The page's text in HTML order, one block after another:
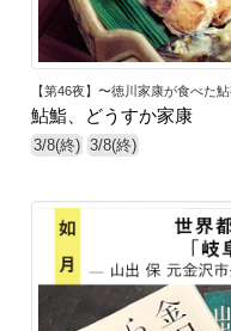
【第46夜】〜徳川家康が食べた
鮎鮨、どうすか家康
3/8(終) 3/8(終)